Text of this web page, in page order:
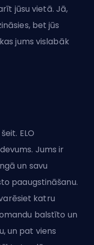
jūsu vietā. Jā,
bet jūs
jums vislabāk
ELO
Jums ir
un savu
paaugstināšanu.
katru
balstīto un
un pat viens